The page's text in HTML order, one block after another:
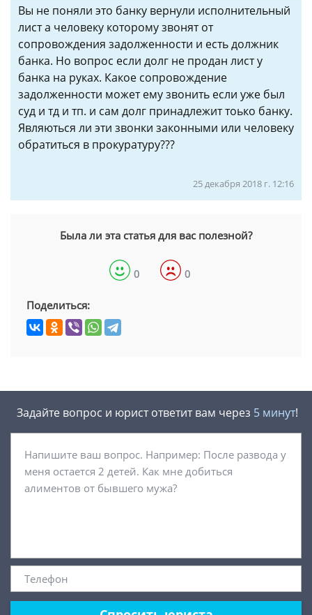
Вы не поняли это банку вернули исполнительный
лист а человеку которому звонят от
сопровождения задолженности и есть должник
банка. Но вопрос если долг не продан лист у
банка на руках. Какое сопровождение
задолженности может ему звонить если уже был
суд и тд и тп. и сам долг принадлежит тоько банку.
Являються ли эти звонки законными или человеку
обратиться в прокуратуру???
25 декабря 2018 г. 12:16
Была ли эта статья для вас полезной?
0 0
Поделиться:
Задайте вопрос и юрист ответит вам через 5 минут!